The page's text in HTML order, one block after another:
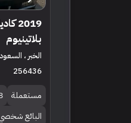
2019
بلاتينيوم
الخبر ،
256436
مستعملة 8
البائع